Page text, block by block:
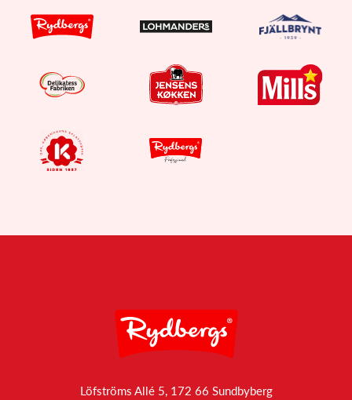
Löfströms Allé 5, 172 66 Sundbyberg